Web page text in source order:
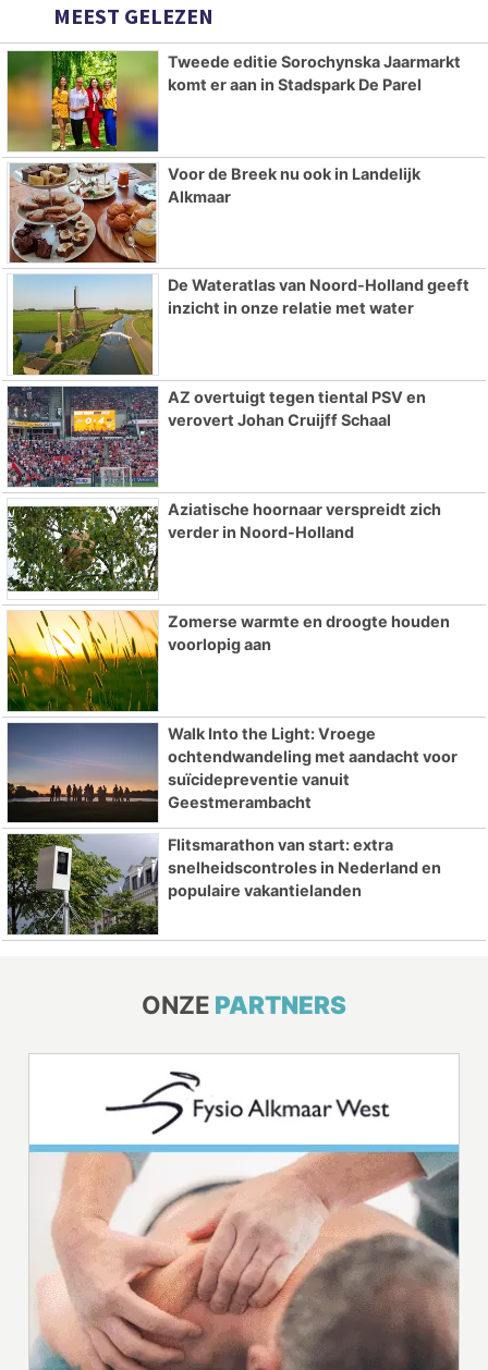
MEEST GELEZEN
Tweede editie Sorochynska Jaarmarkt
komt er aan in Stadspark De Parel
Voor de Breek nu ook in Landelijk
Alkmaar
De Wateratlas van Noord-Holland geeft
inzicht in onze relatie met water
AZ overtuigt tegen tiental PSV en
verovert Johan Cruijff Schaal
Aziatische hoornaar verspreidt zich
verder in Noord-Holland
Zomerse warmte en droogte houden
voorlopig aan
Walk Into the Light: Vroege
ochtendwandeling met aandacht voor
suïcidepreventie vanuit
Geestmerambacht
Flitsmarathon van start: extra
snelheidscontroles in Nederland en
populaire vakantielanden
ONZE PARTNERS